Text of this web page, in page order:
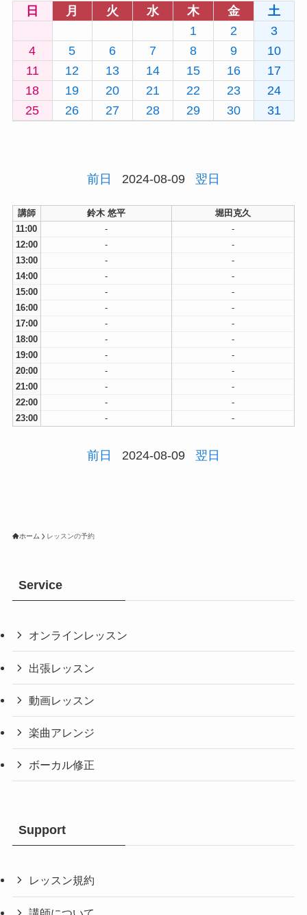
日 月 火 水 木 金
土
1
2
3
4
5 6 7 8 9
10
11
12 13 14 15 16
17
18
19 20 21 22 23
24
25
26 27 28 29 30 31
前日 2024-08-09 翌日
講師 鈴木 悠平
堀田克久
11:00
-
-
12:00
-
-
13:00
-
-
14:00
-
-
15:00
-
-
16:00
-
-
17:00
-
-
18:00
-
-
19:00
-
-
20:00
-
-
21:00
-
-
22:00
-
-
23:00
- -
前日 2024-08-09 翌日
ホーム レッスンの予約
Service
オンラインレッスン
出張レッスン
動画レッスン
楽曲アレンジ
ボーカル修正
Support
レッスン規約